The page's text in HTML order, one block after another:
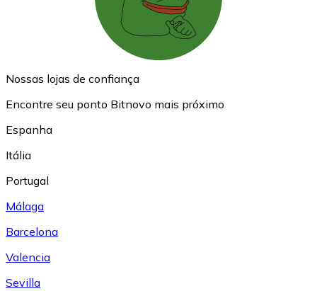
Nossas lojas de confiança
Encontre seu ponto Bitnovo mais próximo
Espanha
Itália
Portugal
Málaga
Barcelona
Valencia
Sevilla